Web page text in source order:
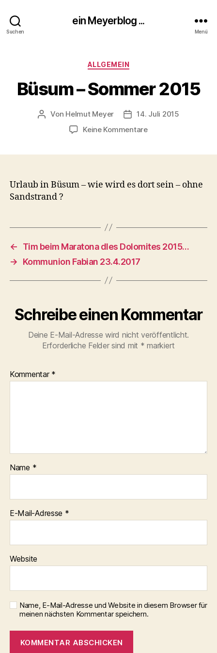
Suchen
ein Meyerblog ...
Menü
Kategorien
ALLGEMEIN
Büsum – Sommer 2015
Beitragsautor
Von Helmut Meyer Veröffentlichungsdatum
14. Juli 2015
Keine Kommentarezu
Urlaub in Büsum – wie wird es dort sein – ohne
Sandstrand ?
←
Tim beim Maratona dles Dolomites 2015…
→
Kommunion Fabian 23.4.2017
Schreibe einen Kommentar
Deine E-Mail-Adresse wird nicht veröffentlicht.
Erforderliche Felder sind mit * markiert
Kommentar *
Name *
E-Mail-Adresse *
Website
Name, E-Mail-Adresse und Website in diesem Browser für
meinen nächsten Kommentar speichern.